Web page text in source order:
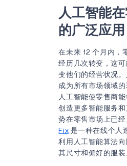
人工智能
的广泛应用
在未来 12 个月内，
经历几次转变，这
变他们的经营状况
成为所有市场领域
人工智能使零售商
创造更多智能服务
势在零售市场上已
Fix 是一种在线个人
利用人工智能算法
其尺寸和偏好的服装